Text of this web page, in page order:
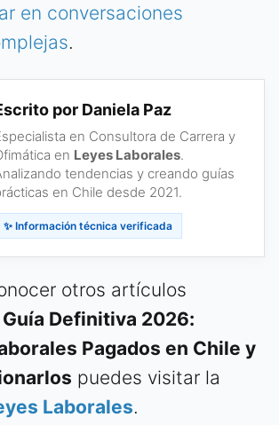
en conversaciones
.
por Daniela Paz
en Consultora de Carrera y
en Leyes Laborales.
tendencias y creando guías
en Chile desde 2021.
✨ Información técnica verificada
otros artículos
Guía Definitiva 2026:
Pagados en Chile y
puedes visitar la
Laborales.